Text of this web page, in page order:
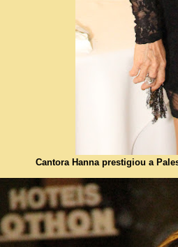
Cantora Hanna prestigiou a